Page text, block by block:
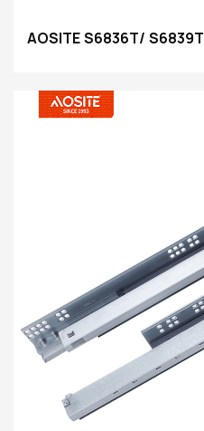
AOSITE S6836T/ S6839T مڪمل ايڪسٽينشن هم وقت